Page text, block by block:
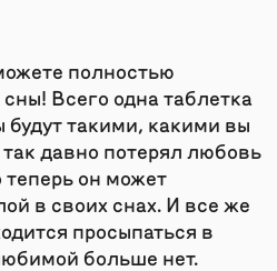
полностью
Всего одна таблетка
будут такими, какими вы
давно потерял любовь
он может
в своих снах. И все же
просыпаться в
больше нет.